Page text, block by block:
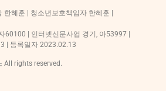
한혜훈 | 청소년보호책임자 한혜훈 |
60100 | 인터넷신문사업 경기, 아53997 |
| 등록일자 2023.02.13
All rights reserved.